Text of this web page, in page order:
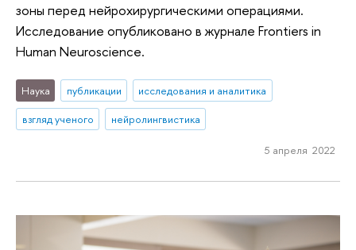
зоны перед нейрохирургическими операциями.
Исследование опубликовано в журнале Frontiers in
Human Neuroscience.
Наука публикации
исследования и аналитика
взгляд ученого
нейролингвистика
5 апреля 2022